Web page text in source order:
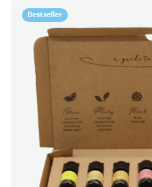
Bestseller